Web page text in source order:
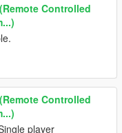
Controlled
Controlled
player